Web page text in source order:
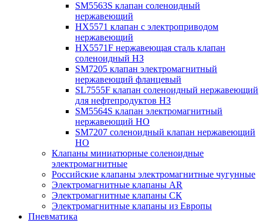
SM5563S клапан соленоидный
нержавеющий
HX5571 клапан с электроприводом
нержавеющий
HX5571F нержавеющая сталь клапан
соленоидный НЗ
SM7205 клапан электромагнитный
нержавеющий фланцевый
SL7555F клапан соленоидный нержавеющий
для нефтепродуктов НЗ
SM5564S клапан электромагнитный
нержавеющий НО
SM7207 соленоидный клапан нержавеющий
НО
Клапаны миниатюрные соленоидные
электромагнитные
Российские клапаны электромагнитные чугунные
Электромагнитные клапаны AR
Электромагнитные клапаны СК
Электромагнитные клапаны из Европы
Пневматика